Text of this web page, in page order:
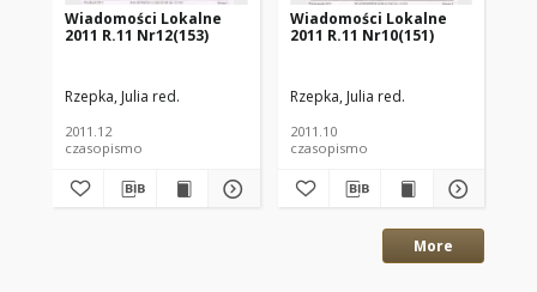
Wiadomości Lokalne
2011 R.11 Nr12(153)
Rzepka, Julia red.
2011.12
czasopismo
Wiadomości Lokalne
2011 R.11 Nr10(151)
Rzepka, Julia red.
2011.10
czasopismo
More